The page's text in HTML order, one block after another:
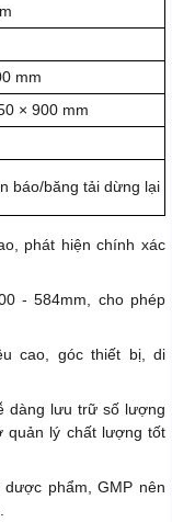
mm
× 900 mm
báo/băng tải dừng lại
phát hiện chính xác
- 584mm, cho phép
cao, góc thiết bị, di
dàng lưu trữ số lượng
quản lý chất lượng tốt
phẩm, GMP nên